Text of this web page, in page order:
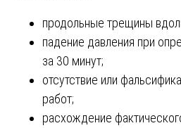
продольные трещины
падение давления при
за 30 минут;
отсутствие или
работ;
расхождение